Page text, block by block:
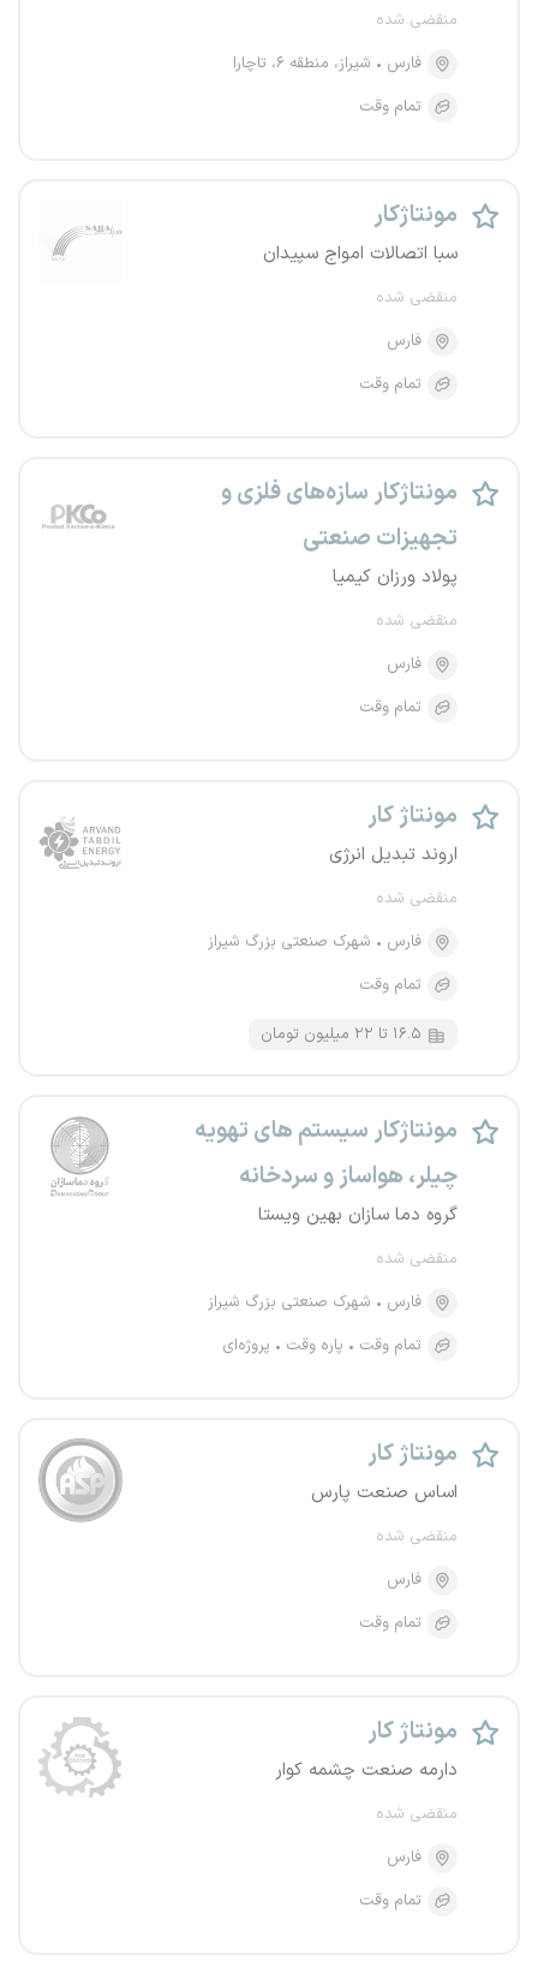
منقضی شده
فارس
شیراز، منطقه ۶، تاچارا
تمام وقت
مونتاژکار
سبا اتصالات امواج سپیدان
منقضی شده
فارس
تمام وقت
مونتاژکار سازه‌های فلزی و
تجهیزات صنعتی
پولاد ورزان کیمیا
منقضی شده
فارس
تمام وقت
مونتاژ کار
اروند تبدیل انرژی
منقضی شده
فارس
شهرک صنعتی بزرگ شیراز
تمام وقت
۱۶.۵ تا ۲۲ میلیون تومان
مونتاژکار سیستم های تهویه
چیلر، هواساز و سردخانه
گروه دما سازان بهین ویستا
منقضی شده
فارس
شهرک صنعتی بزرگ شیراز
تمام وقت
پاره وقت پروژه‌ای
مونتاژ کار
اساس صنعت پارس
منقضی شده
فارس
تمام وقت
مونتاژ کار
دارمه صنعت چشمه کوار
منقضی شده
فارس
تمام وقت